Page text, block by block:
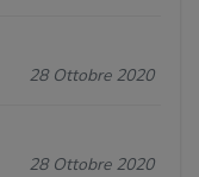
28 Ottobre 2020
28 Ottobre 2020